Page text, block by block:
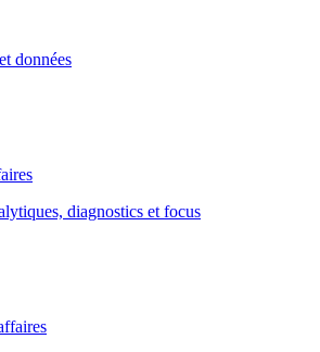
données
diagnostics et focus